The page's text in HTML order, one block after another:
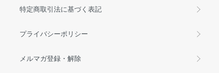
特定商取引法に基づく表記
プライバシーポリシー
メルマガ登録・解除